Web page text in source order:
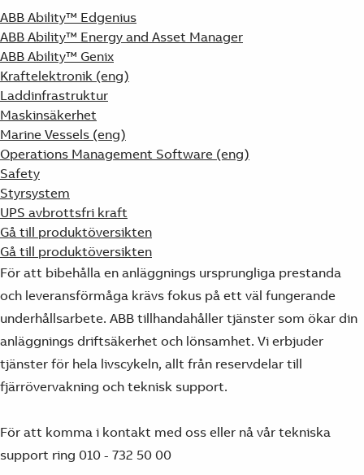
ABB Ability™ Edgenius
ABB Ability™ Energy and Asset Manager
ABB Ability™ Genix
Kraftelektronik (eng)
Laddinfrastruktur
Maskinsäkerhet
Marine Vessels (eng)
Operations Management Software (eng)
Safety
Styrsystem
UPS avbrottsfri kraft
Gå till produktöversikten
Gå till produktöversikten
För att bibehålla en anläggnings ursprungliga prestanda
och leveransförmåga krävs fokus på ett väl fungerande
underhållsarbete. ABB tillhandahåller tjänster som ökar din
anläggnings driftsäkerhet och lönsamhet. Vi erbjuder
tjänster för hela livscykeln, allt från reservdelar till
fjärrövervakning och teknisk support.
För att komma i kontakt med oss eller nå vår tekniska
support ring 010 - 732 50 00